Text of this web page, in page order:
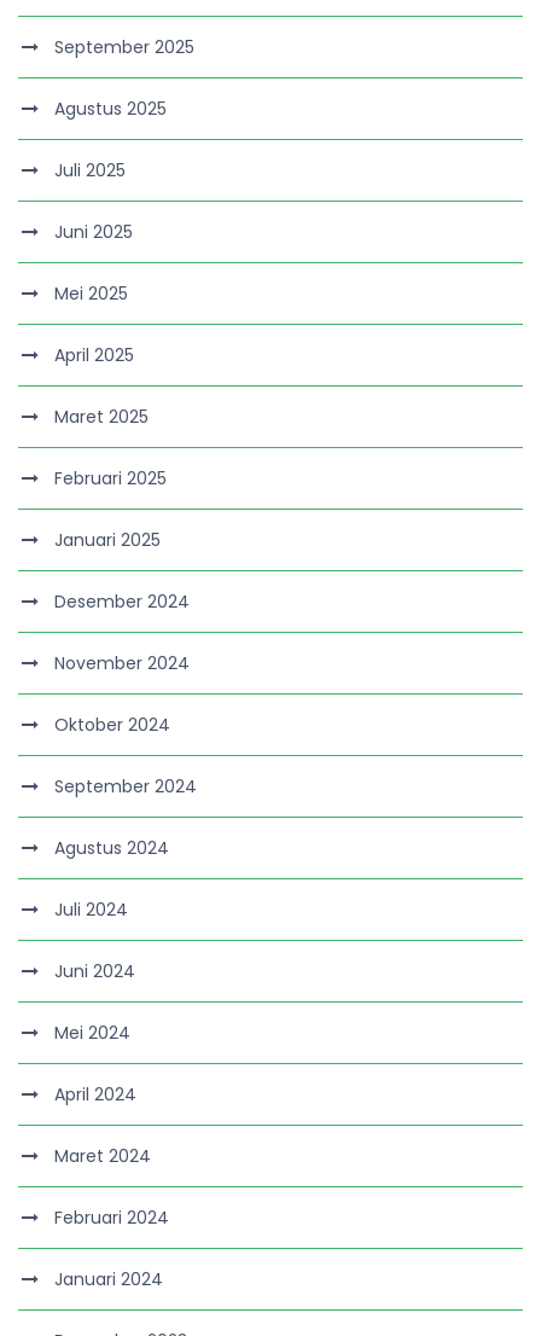
September 2025
Agustus 2025
Juli 2025
Juni 2025
Mei 2025
April 2025
Maret 2025
Februari 2025
Januari 2025
Desember 2024
November 2024
Oktober 2024
September 2024
Agustus 2024
Juli 2024
Juni 2024
Mei 2024
April 2024
Maret 2024
Februari 2024
Januari 2024